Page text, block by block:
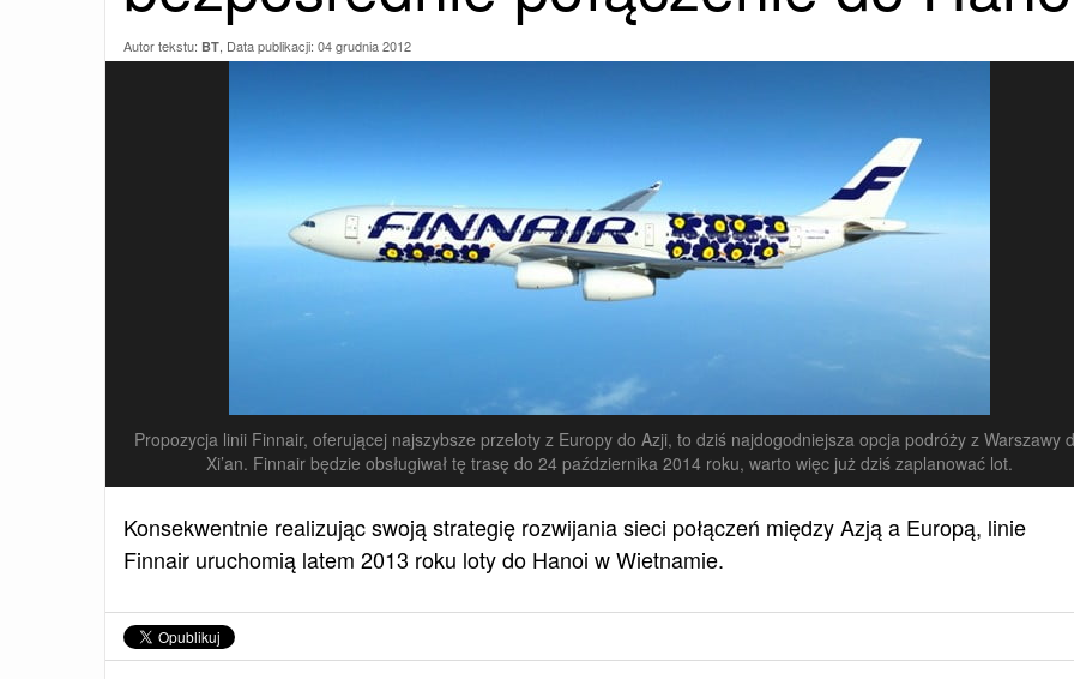
Autor tekstu: BT, Data publikacji: 04 grudnia 2012
Propozycja linii Finnair, oferującej najszybsze przeloty z Europy do Azji, to dziś najdogodniejsza opcja podróży z Warszawy
Xi’an. Finnair będzie obsługiwał tę trasę do 24 października 2014 roku, warto więc już dziś zaplanować lot.
Konsekwentnie realizując swoją strategię rozwijania sieci połączeń między Azją a Europą, linie
Finnair uruchomią latem 2013 roku loty do Hanoi w Wietnamie.